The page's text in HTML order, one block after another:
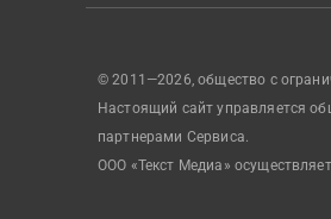
© 2011—2026, общество с
Настоящий сайт управляется
партнерами Сервиса.
ООО «Текст Медиа»